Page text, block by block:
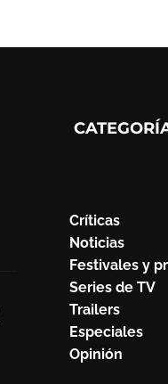
Críticas
Noticias
Festivales y
Series de TV
Trailers
Especiales
Opinión